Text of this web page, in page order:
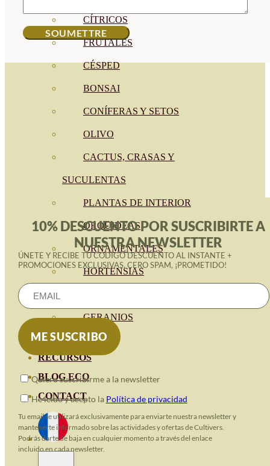
CÍTRICOS
FRUTALES
CÉSPED
BONSAI
CONÍFERAS Y SETOS
OLIVO
CACTUS, CRASAS Y
SUCULENTAS
PLANTAS DE INTERIOR
ORQUIDEAS
ORNAMENTALES
HORTENSIAS
GERANIOS
VIVERO
RECURSOS
BLOG ECO
CONTACT
10% DESCUENTO POR SUSCRIBIRTE A
NUESTRA NEWSLETTER
ÚNETE Y RECIBE TU CÓDIGO DESCUENTO AL INSTANTE +
PROMOCIONES EXCLUSIVAS. CERO SPAM, ¡PROMETIDO!
Quiero suscribirme a la newsletter
He leido y acepto la Política de privacidad
Tu email se utilizará exclusivamente para enviarte nuestra newsletter y
mantenerte informado sobre las actividades y ofertas de Cultivers.
Podrás darte de baja en cualquier momento a través del enlace
incluido en cada newsletter.